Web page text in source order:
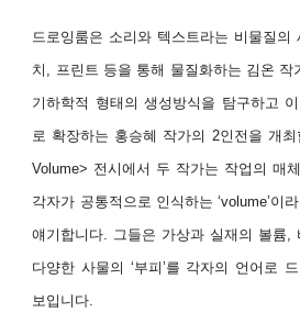
드로잉룸은 소리와 텍스트라는 비물질의
치, 프린트 등을 통해 물질화하는 김온 작
기하학적 형태의 생성방식을 탐구하고
로 확장하는 홍승혜 작가의 2인전을 개최
Volume> 전시에서 두 작가는 작업의 매
각자가 공통적으로 인식하는 ‘volume’이
얘기합니다. 그들은 가상과 실재의 볼륨,
다양한 사물의 ‘부피’를 각자의 언어로
보입니다.